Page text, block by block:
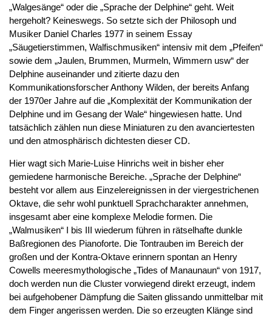
„Walgesänge“ oder die „Sprache der Delphine“ geht. Weit
hergeholt? Keineswegs. So setzte sich der Philosoph und
Musiker Daniel Charles 1977 in seinem Essay
„Säugetierstimmen, Walfischmusiken“ intensiv mit dem „Pfeifen“
sowie dem „Jaulen, Brummen, Murmeln, Wimmern usw“ der
Delphine auseinander und zitierte dazu den
Kommunikationsforscher Anthony Wilden, der bereits Anfang
der 1970er Jahre auf die „Komplexität der Kommunikation der
Delphine und im Gesang der Wale“ hingewiesen hatte. Und
tatsächlich zählen nun diese Miniaturen zu den avanciertesten
und den atmosphärisch dichtesten dieser CD.
Hier wagt sich Marie-Luise Hinrichs weit in bisher eher
gemiedene harmonische Bereiche. „Sprache der Delphine“
besteht vor allem aus Einzelereignissen in der viergestrichenen
Oktave, die sehr wohl punktuell Sprachcharakter annehmen,
insgesamt aber eine komplexe Melodie formen. Die
„Walmusiken“ I bis III wiederum führen in rätselhafte dunkle
Baßregionen des Pianoforte. Die Tontrauben im Bereich der
großen und der Kontra-Oktave erinnern spontan an Henry
Cowells meeresmythologische „Tides of Manaunaun“ von 1917,
doch werden nun die Cluster vorwiegend direkt erzeugt, indem
bei aufgehobener Dämpfung die Saiten glissando unmittelbar mit
dem Finger angerissen werden. Die so erzeugten Klänge sind